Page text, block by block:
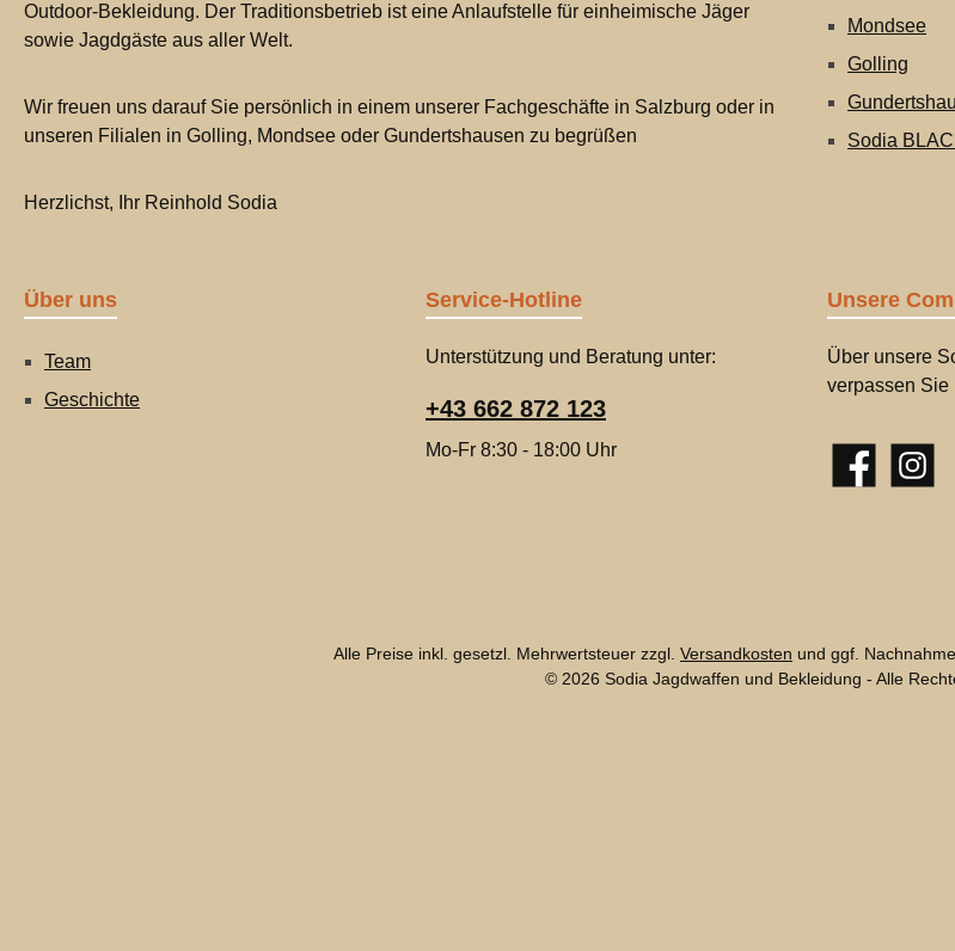
Outdoor-Bekleidung. Der Traditionsbetrieb ist eine Anlaufstelle für einheimische Jäger
sowie Jagdgäste aus aller Welt.
Wir freuen uns darauf Sie persönlich in einem unserer Fachgeschäfte in Salzburg oder in
unseren Filialen in Golling, Mondsee oder Gundertshausen zu begrüßen
Herzlichst, Ihr Reinhold Sodia
Mondsee
Golling
Sodia
Über uns
Team
Geschichte
Service-Hotline
Unterstützung und Beratung unter:
+43 662 872 123
Mo-Fr 8:30 - 18:00 Uhr
Unsere
Über unsere
verpassen Sie
Facebook
Alle Preise inkl. gesetzl. Mehrwertsteuer zzgl. Versandkosten und ggf.
© 2026 Sodia Jagdwaffen und Bekleidung - Alle